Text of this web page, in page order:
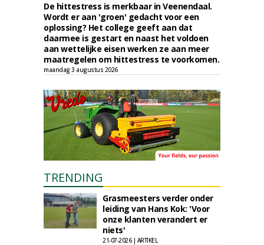
De hittestress is merkbaar in Veenendaal.
Wordt er aan 'groen' gedacht voor een
oplossing? Het college geeft aan dat
daarmee is gestart en naast het voldoen
aan wettelijke eisen werken ze aan meer
maatregelen om hittestress te voorkomen.
maandag 3 augustus 2026
TRENDING
Grasmeesters verder onder
leiding van Hans Kok: 'Voor
onze klanten verandert er
niets'
21-07-2026 | ARTIKEL